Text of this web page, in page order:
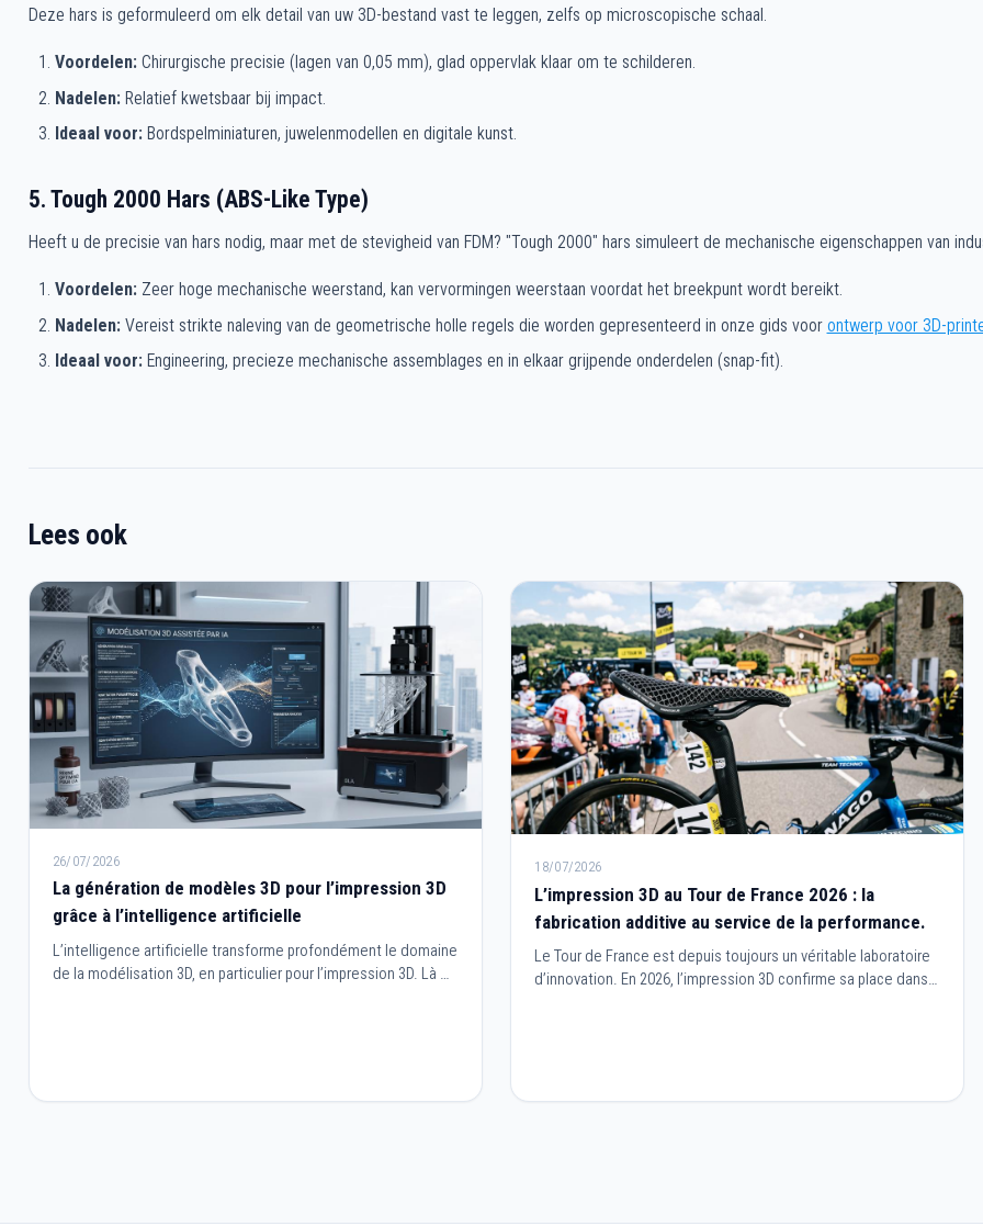
Deze hars is geformuleerd om elk detail van uw 3D-bestand vast te leggen, zelfs op microscopische schaal.
Voordelen:Chirurgische precisie (lagen van 0,05 mm), glad oppervlak klaar om te schilderen.
Nadelen:Relatief kwetsbaar bij impact.
Ideaal voor:Bordspelminiaturen, juwelenmodellen en digitale kunst.
5. Tough 2000 Hars (ABS-Like Type)
Heeft u de precisie van hars nodig, maar met de stevigheid van FDM? "Tough 2000" hars simuleert de mechanische eigenschappen van
Voordelen:Zeer hoge mechanische weerstand, kan vervormingen weerstaan voordat het breekpunt wordt bereikt.
Nadelen:Vereist strikte naleving van de geometrische holle regels die worden gepresenteerd in onze gids voor ontwerp voor 3D-
Ideaal voor:Engineering, precieze mechanische assemblages en in elkaar grijpende onderdelen (snap-fit).
Lees ook
26/07/2026
La génération de modèles 3D pour l’impression 3D
grâce à l’intelligence artificielle
L’intelligence artificielle transforme profondément le domaine
de la modélisation 3D, en particulier pour l’impression 3D. Là où
18/07/2026
L’impression 3D au Tour de France 2026 : la
fabrication additive au service de la performance.
Le Tour de France est depuis toujours un véritable laboratoire
d’innovation. En 2026, l’impression 3D confirme sa place dans